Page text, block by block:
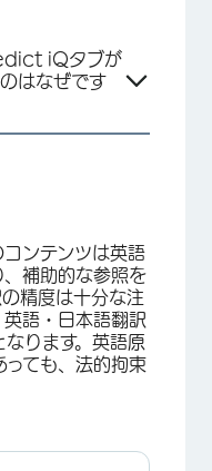
iQタブが
はなぜです
ンテンツは英語
、補助的な参照を
精度は十分な注
語・日本語翻訳
ります。英語原
ても、法的拘束